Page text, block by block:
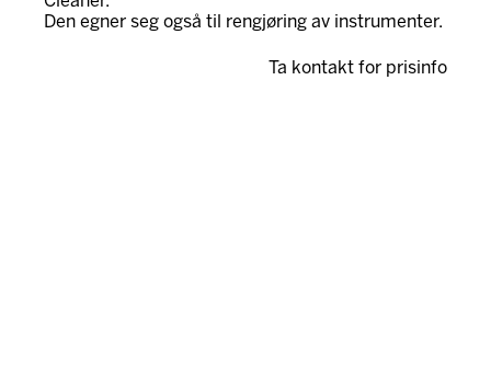
Den egner seg også til rengjøring av instrumenter.
Ta kontakt for prisinfo